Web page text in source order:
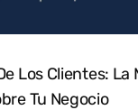
Los Clientes: La
Tu Negocio